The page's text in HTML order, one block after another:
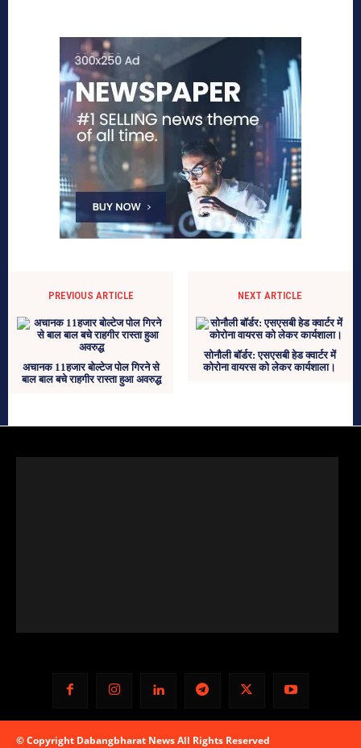
PREVIOUS ARTICLE
अचानक 11हजार बोल्टेज पोल गिरने से
बाल बाल बचे राहगीर रास्ता हुआ अवरुद्ध
NEXT ARTICLE
सोनौली बॉर्डर: एसएसबी हेड क्वार्टर में
कोरोना वायरस को लेकर कार्यशाला।
© Copyright Dabangbharat News All Rights Reserved